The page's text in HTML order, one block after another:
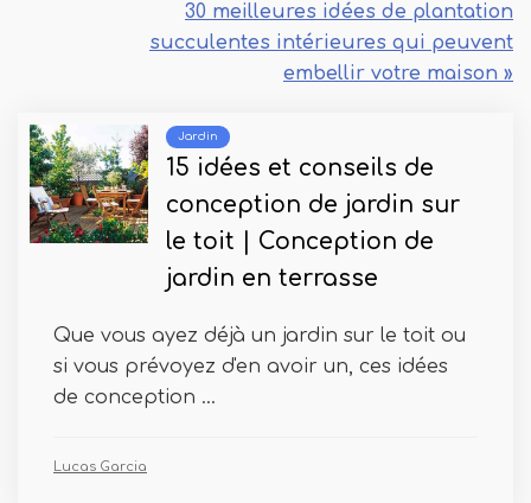
30 meilleures idées de plantation
succulentes intérieures qui peuvent
embellir votre maison »
Jardin
15 idées et conseils de
conception de jardin sur
le toit | Conception de
jardin en terrasse
Que vous ayez déjà un jardin sur le toit ou
si vous prévoyez d'en avoir un, ces idées
de conception ...
Lucas Garcia